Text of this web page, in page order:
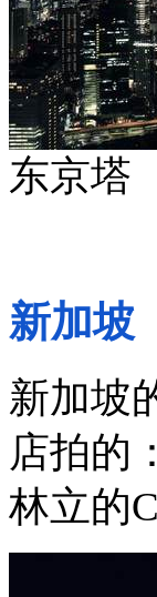
东京塔
新加坡
新加坡
店拍的
林立的